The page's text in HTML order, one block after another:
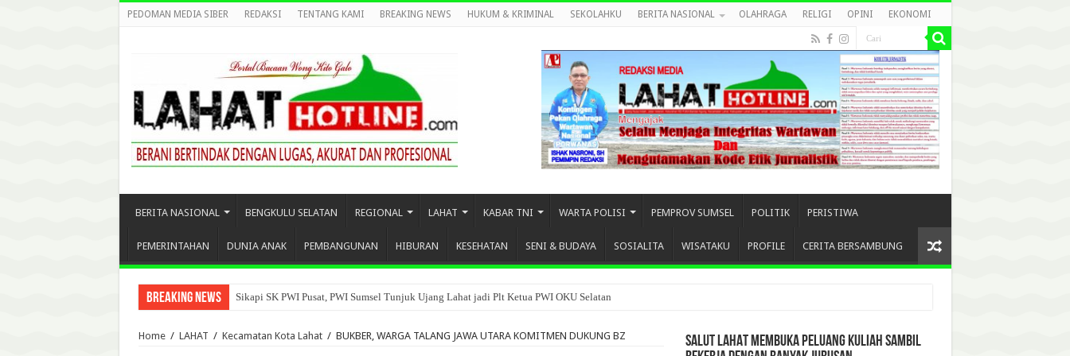
PEDOMAN MEDIA SIBER REDAKSI TENTANG KAMI BREAKING NEWS HUKUM & KRIMINAL SEKOLAHKU BERITA NASIONAL OLAHRAGA RELIGI OPINI EKONOMI
BERITA NASIONAL BENGKULU SELATAN REGIONAL LAHAT KABAR TNI WARTA POLISI PEMPROV SUMSEL POLITIK PERISTIWA
PEMERINTAHAN DUNIA ANAK PEMBANGUNAN HIBURAN KESEHATAN SENI & BUDAYA SOSIALITA WISATAKU PROFILE CERITA BERSAMBUNG
Breaking News Sikapi SK PWI Pusat, PWI Sumsel Tunjuk Ujang Lahat jadi Plt Ketua PWI OKU Selatan
Home / LAHAT / Kecamatan Kota Lahat / BUKBER, WARGA TALANG JAWA UTARA KOMITMEN DUKUNG BZ
SALUT LAHAT MEMBUKA PELUANG KULIAH SAMBIL